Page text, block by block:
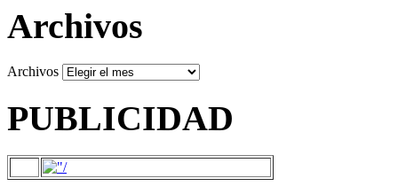
Archivos
Archivos
PUBLICIDAD